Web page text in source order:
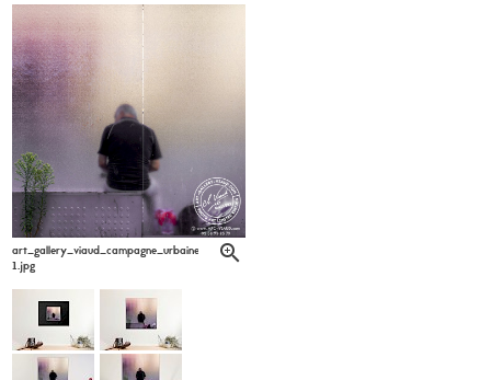
art_gallery_viaud_campagne_urbaine_denis_lagarde6-
1.jpg